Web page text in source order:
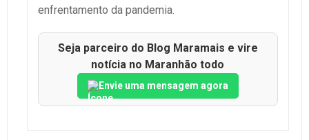
enfrentamento da pandemia.
Seja parceiro do Blog Maramais e vire
notícia no Maranhão todo
Envie uma mensagem agora